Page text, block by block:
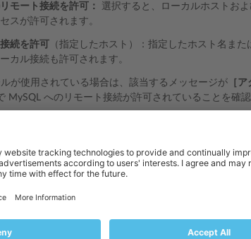
モート接続を許可：
選択すると、ローカルホストお
スが許可されます。
続を許可
（指定したホスト）：指定したホスト名ま
カル接続も許可されます。
が使用されている場合は、該当するメッセージが ［
MySQL へのリモート接続が許可されていることを確
で MySQL へのリモート着信接続が禁止されている場
タベースへのリモートアクセス
ーザの場合、リモートアクセスはファイアウォール
スタムルールと既存のルールとの間に矛盾がないこ